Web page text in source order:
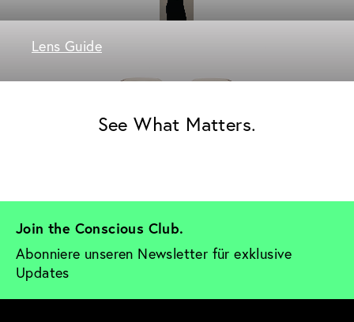
Lens Guide
See What Matters.
Join the Conscious Club.
Abonniere unseren Newsletter für exklusive
Updates